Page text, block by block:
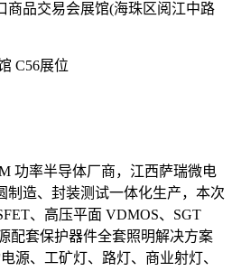
品交易会展馆(海珠区阅江中路
C56展位
率半导体厂商，江西萨瑞微电
制造、封装测试一体化生产，本次
、高压平面 VDMOS、SGT
配套保护器件全套照明解决方案
源、工矿灯、路灯、商业射灯、